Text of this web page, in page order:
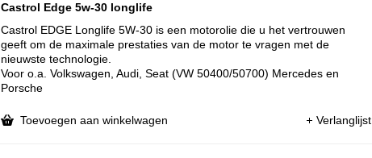
Castrol Edge 5w-30 longlife
Castrol EDGE Longlife 5W-30 is een motorolie die u het vertrouwen
geeft om de maximale prestaties van de motor te vragen met de
nieuwste technologie.
Voor o.a. Volkswagen, Audi, Seat (VW 50400/50700) Mercedes en
Porsche
Toevoegen aan winkelwagen Verlanglijst